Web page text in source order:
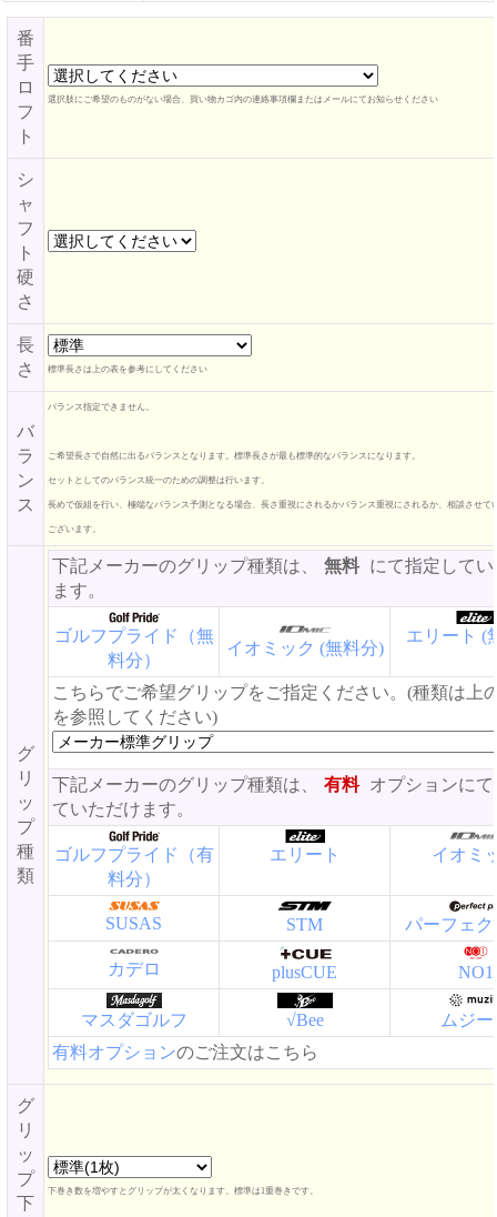
番
手
ロ
フ
ト
選択肢にご希望のものがない場合、買い物カゴ内の連絡事項欄またはメールにてお知らせください
シ
ャ
フ
ト
硬
さ
長
さ
標準長さは上の表を参考にしてください
バ
ラ
ン
ス
バランス指定できません。
ご希望長さで自然に出るバランスとなります。標準長さが最も標準的なバランスになります。
セットとしてのバランス統一のための調整は行います。
長めで仮組を行い、極端なバランス予測となる場合、長さ重視にされるかバランス重視にされるか、相談させて
ございます。
グ
リ
ッ
プ
種
類
下記メーカーのグリップ種類は、 無料 にて指定して
ます。
ゴルフプライド（無
料分）
イオミック (無料分)
エリート (
こちらでご希望グリップをご指定ください。(種類は上
を参照してください)
下記メーカーのグリップ種類は、 有料 オプションに
ていただけます。
ゴルフプライド（有
料分）
エリート イオミ
SUSAS STM パーフェ
カデロ plusCUE NO1
マスダゴルフ √Bee
ムジ
有料オプションのご注文はこちら
グ
リ
ッ
プ
下
下巻き数を増やすとグリップが太くなります。標準は1重巻きです。